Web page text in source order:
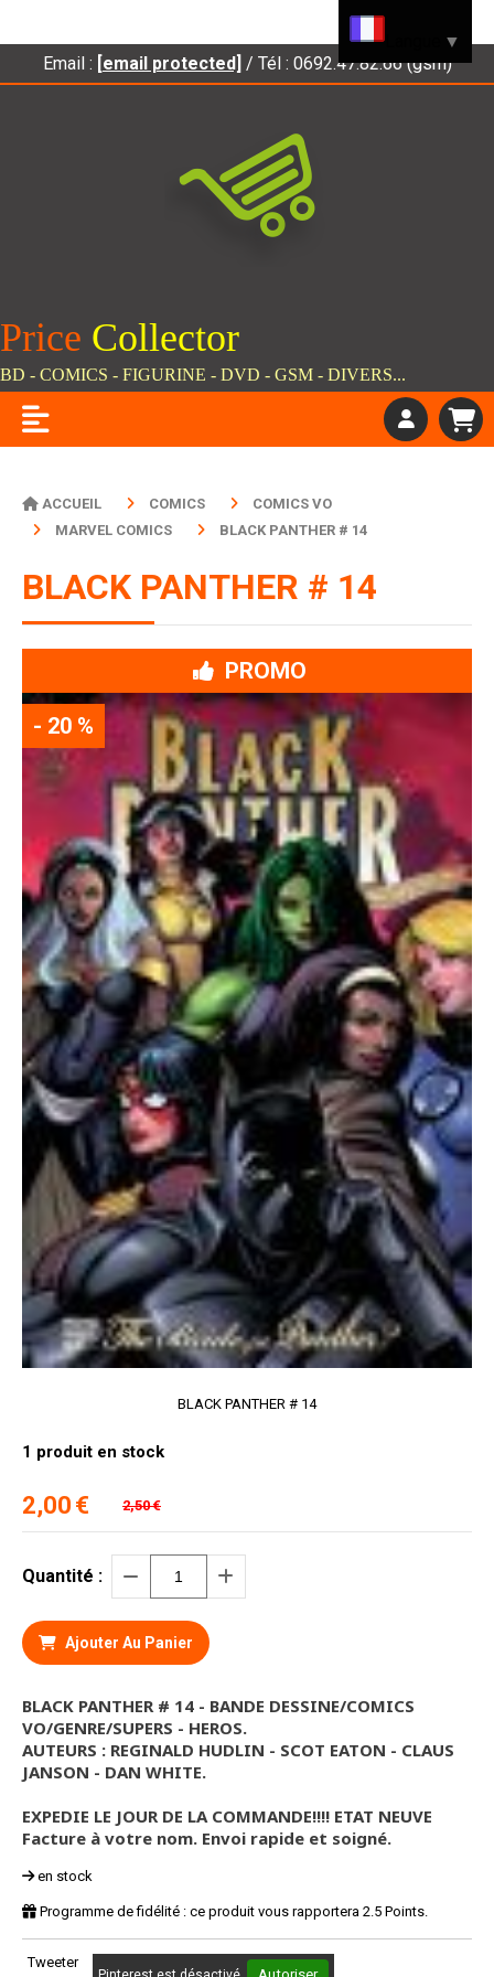
Email : [email protected] / Tél : 0692.47.82.66 (gsm)
Price Collector
BD - COMICS - FIGURINE - DVD - GSM - DIVERS...
ACCUEIL COMICS
COMICS VO
MARVEL COMICS
BLACK PANTHER # 14
BLACK PANTHER # 14
PROMO
- 20 %
BLACK PANTHER # 14
2,00 € 2,50€
1 produit en stock
Quantité :
Ajouter Au Panier
BLACK PANTHER # 14 - BANDE DESSINE/COMICS
VO/GENRE/SUPERS - HEROS.
AUTEURS : REGINALD HUDLIN - SCOT EATON - CLAUS
JANSON - DAN WHITE.
EXPEDIE LE JOUR DE LA COMMANDE!!!! ETAT NEUVE
Facture à votre nom. Envoi rapide et soigné.
en stock
Programme de fidélité : ce produit vous rapportera 2.5 Points.
Tweeter
▼